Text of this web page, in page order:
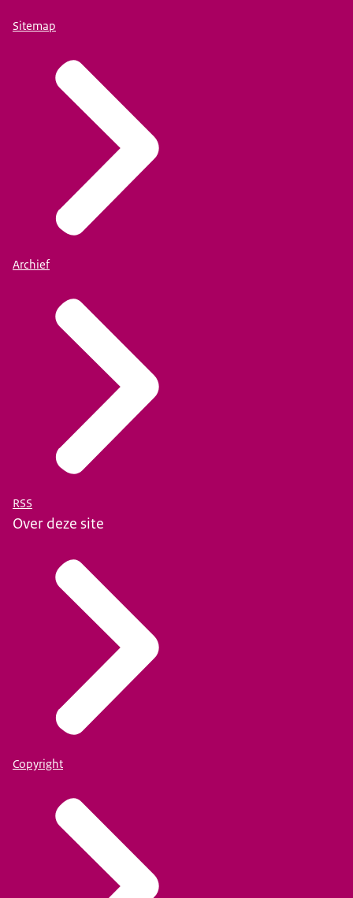
Sitemap
Archief
RSS
Over deze site
Copyright